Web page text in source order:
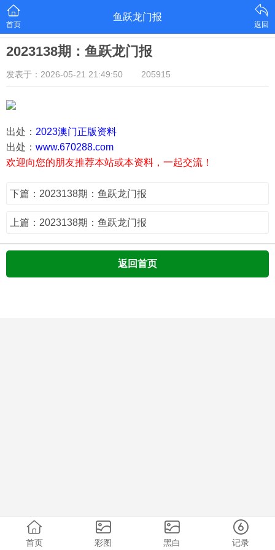
首页
鱼跃龙门报
返回
2023138期：鱼跃龙门报
发表于：2026-05-21 21:49:50 205915
出处： 2023澳门正版资料
出处： www.670288.com
欢迎向您的朋友推荐本站或本资料，一起交流！
下篇：2023138期：鱼跃龙门报
上篇：2023138期：鱼跃龙门报
返回首页
首页 彩图 黑白 记录